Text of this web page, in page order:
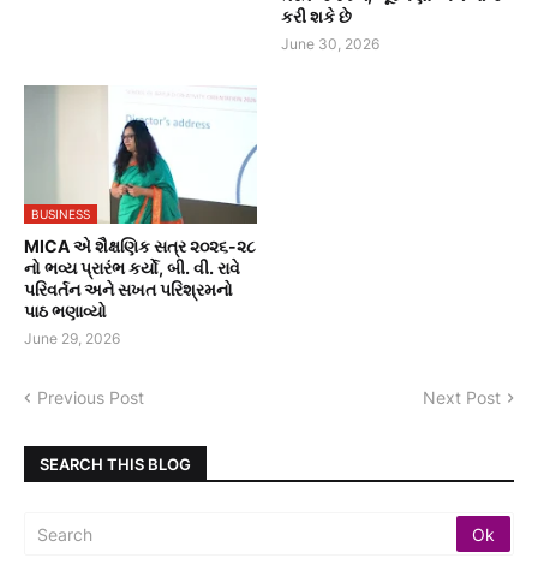
કરી શકે છે
June 30, 2026
BUSINESS
MICA એ શૈક્ષણિક સત્ર ૨૦૨૬-૨૮
નો ભવ્ય પ્રારંભ કર્યો, બી. વી. રાવે
પરિવર્તન અને સખત પરિશ્રમનો
પાઠ ભણાવ્યો
June 29, 2026
Previous Post Next Post
SEARCH THIS BLOG